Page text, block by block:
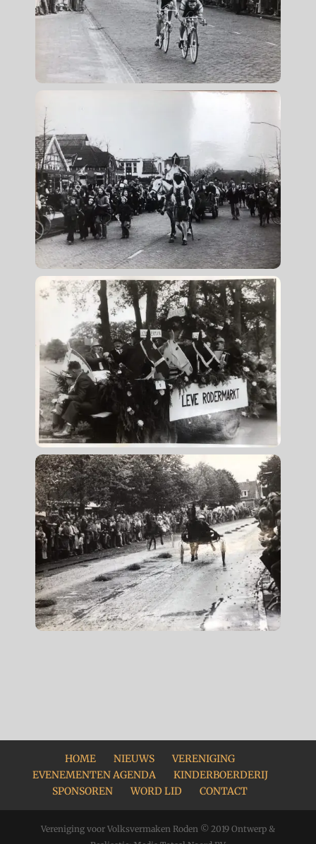
HOME NIEUWS
VERENIGING
EVENEMENTEN AGENDA
KINDERBOERDERIJ
SPONSOREN
WORD LID CONTACT
Vereniging voor Volksvermaken Roden © 2019 Ontwerp &